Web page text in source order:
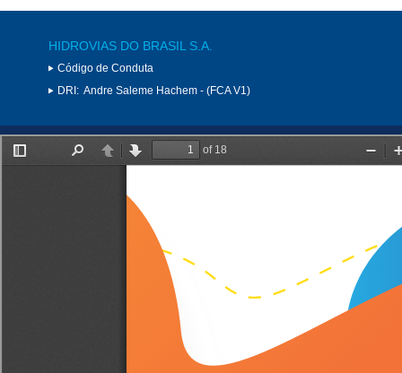
HIDROVIAS DO BRASIL S.A.
Código de Conduta
DRI: Andre Saleme Hachem - (FCA V1)